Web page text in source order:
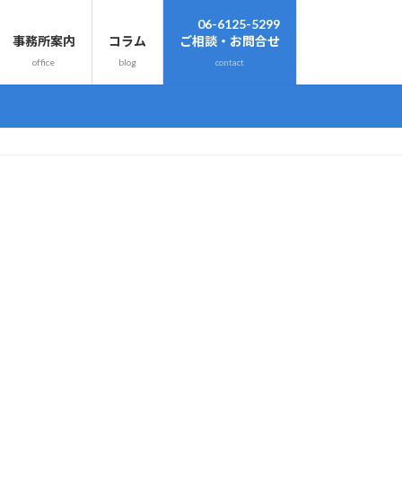
事務所案内
office
コラム
blog
06-6125-5299
ご相談・お問合せ
contact